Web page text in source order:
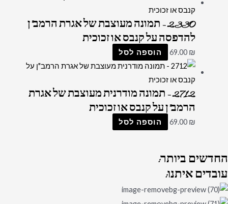
2330 – תמונה מעוצבת של אגרת הרמב"ן
להדפסה על קנבס או זכוכית
69.00 ₪ הוספה לסל
2712 – תמונה מודרנית מעוצבת של אגרת
הרמב"ן על קנבס או זכוכית
69.00 ₪ הוספה לסל
החדשיםביותר:
עובדיםאיתנו: